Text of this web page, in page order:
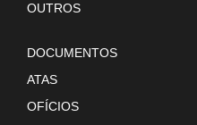
OUTROS
DOCUMENTOS
ATAS
OFÍCIOS